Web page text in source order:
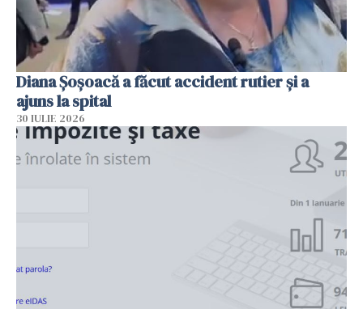
Diana Șoșoacă a făcut accident rutier și a
ajuns la spital
30 IULIE 2026